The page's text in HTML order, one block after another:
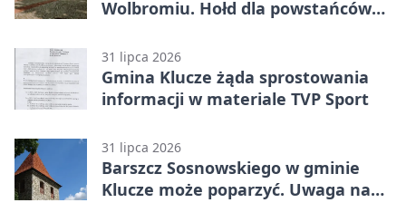
Wolbromiu. Hołd dla powstańców
31 lipca 2026
Gmina Klucze żąda sprostowania
informacji w materiale TVP Sport
31 lipca 2026
Barszcz Sosnowskiego w gminie
Klucze może poparzyć. Uwaga na